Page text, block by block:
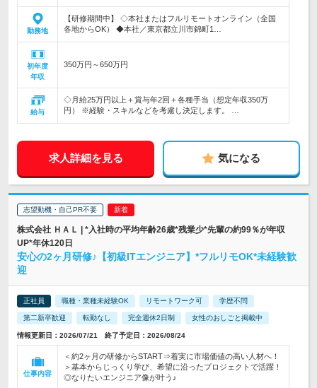
勤務地
【研修期間中】 ◇本社またはフルリモートオンライン（全国
各地からOK） ◆本社／東京都立川市錦町1…
初年度
年収
350万円～650万円
給与
◇月給25万円以上＋賞与年2回＋各種手当（想定年収350万
円） ※経験・スキルなどを考慮し決定します。 …
求人詳細を見る 気になる
志望動機・自己PR不要
株式会社 ＨＡＬ | *入社時の平均年齢26歳*残業少*先輩の約99％が年収
UP*年休120日
安心の2ヶ月研修♪【初級ITエンジニア】*フルリモOK*未経験歓
迎
正社員 職種・業種未経験OK リモートワーク可 学歴不問
第二新卒歓迎 転勤なし 完全週休2日制 女性のおしごと掲載中
情報更新日：2026/07/21 終了予定日：2026/08/24
仕事内容
＜約2ヶ月の研修からSTART⇒着実に市場価値の高い人材へ！
＞基本からじっくり学び、希望に沿ったプロジェクトで活躍！
◎なりたいエンジニア像が叶う♪